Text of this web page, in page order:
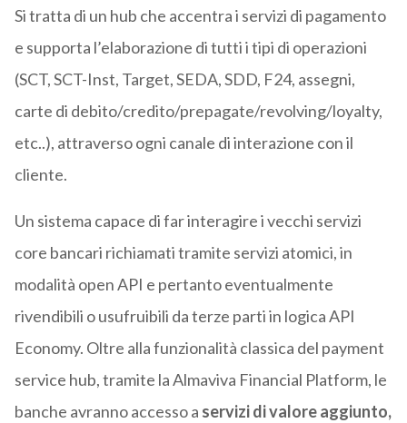
Si tratta di un hub che accentra i servizi di pagamento
e supporta l’elaborazione di tutti i tipi di operazioni
(SCT, SCT-Inst, Target, SEDA, SDD, F24, assegni,
carte di debito/credito/prepagate/revolving/loyalty,
etc..), attraverso ogni canale di interazione con il
cliente.
Un sistema capace di far interagire i vecchi servizi
core bancari richiamati tramite servizi atomici, in
modalità open API e pertanto eventualmente
rivendibili o usufruibili da terze parti in logica API
Economy. Oltre alla funzionalità classica del payment
service hub, tramite la Almaviva Financial Platform, le
banche avranno accesso a servizi di valore aggiunto,